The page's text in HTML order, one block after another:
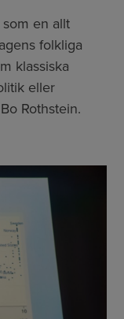
en allt
folkliga
klassiska
eller
Rothstein.